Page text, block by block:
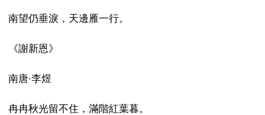
南望仍垂淚，天邊雁一行。
《謝新恩》
南唐·李煜
冉冉秋光留不住，滿階紅葉暮。